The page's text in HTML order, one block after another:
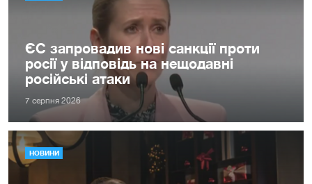
ЄС запровадив нові санкції проти
росії у відповідь на нещодавні
російські атаки
7 серпня 2026
НОВИНИ